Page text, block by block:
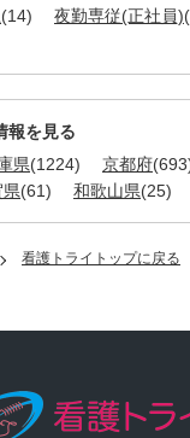
(14) 夜勤専従(正社員)
報を見る
県(1224) 京都府
(61) 和歌山県(25)
看護トライトップに戻る